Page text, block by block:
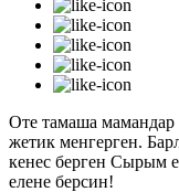
Оте тамаша
жетик менгерген.
кенес берген Сырым
елене берсин!